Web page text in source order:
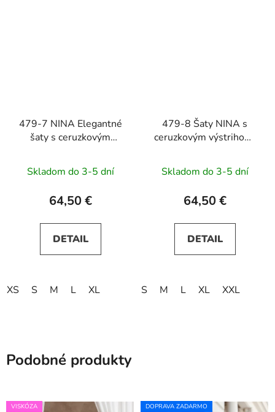
479-7 NINA Elegantné
šaty s ceruzkovým
opaskom - bordové
Skladom do 3-5 dní
64,50 €
DETAIL
XS S M L XL
479-8 Šaty NINA s
ceruzkovým výstrihom,
modrý kvetinový vzor
Skladom do 3-5 dní
64,50 €
DETAIL
S M L XL XXL
Podobné produkty
VISKÓZA
DOPRAVA ZADARMO